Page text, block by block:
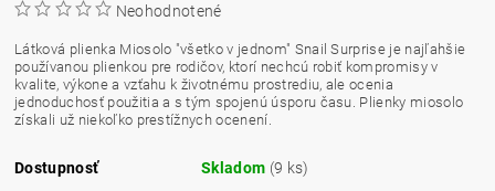
Neohodnotené
Látková plienka Miosolo "všetko v jednom" Snail Surprise je najľahšie
používanou plienkou pre rodičov, ktorí nechcú robiť kompromisy v
kvalite, výkone a vzťahu k životnému prostrediu, ale ocenia
jednoduchosť použitia a s tým spojenú úsporu času. Plienky miosolo
získali už niekoľko prestížnych ocenení.
Dostupnosť Skladom (9 ks)